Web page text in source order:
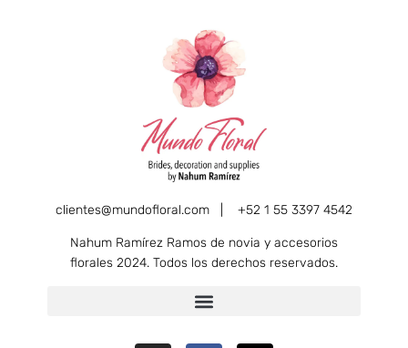
clientes@mundofloral.com | +52 1 55 3397 4542
Nahum Ramírez Ramos de novia y accesorios
florales 2024. Todos los derechos reservados.